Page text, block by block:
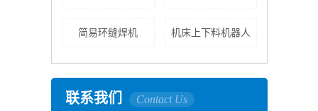
简易环缝焊机 机床上下料机器人
联系我们 Contact Us